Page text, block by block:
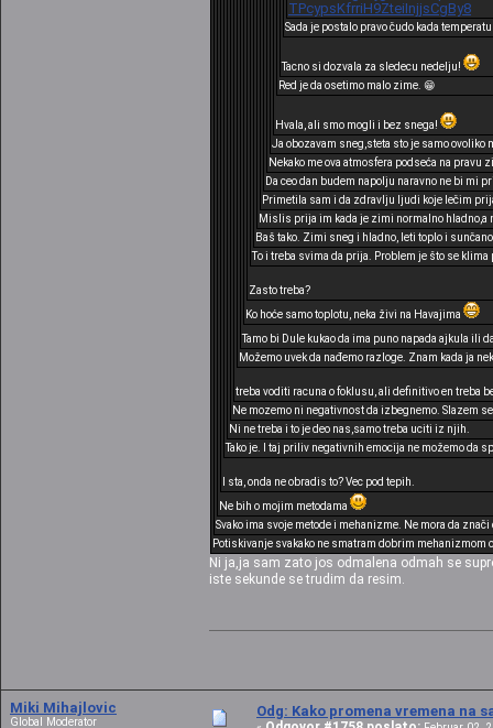
TPcypsKfrriH9ZteiInjjsCgBy8
Sada je postalo pravo čudo kada
Tacno si dozvala za sledecu nedelju!
Red je da osetimo malo zime. 😁
Hvala, ali smo mogli i bez snega!
Ja obozavam sneg,steta sto je samo
Nekako me ova atmosfera podseća na
Da ceo dan budem napolju naravno ne bi mi
Primetila sam i da zdravlju ljudi koje lečim
Mislis prija im kada je zimi normalno hladno,a
Baš tako. Zimi sneg i hladno, leti toplo i
To i treba svima da prija. Problem je što se klima
Zasto treba?
Ko hoće samo toplotu, neka živi na Havajima
Tamo bi Dule kukao da ima puno napada ajkula ili
Možemo uvek da nađemo razloge. Znam kada ja
treba voditi racuna o foklusu, ali definitivo en treba
Ne mozemo ni negativnost da izbegnemo. Slazem
Ni ne treba i to je deo nas,samo treba uciti iz njih.
Tako je. I taj priliv negativnih emocija ne možemo da
I sta, onda ne obradis to? Vec pod tepih.
Ne bih o mojim metodama
Svako ima svoje metode i mehanizme. Ne mora da
Potiskivanje svakako ne smatram dobrim mehanizmom
Ni ja,ja sam zato jos odmalena odmah se
iste sekunde se trudim da resim.
Miki Mihajlovic
Global Moderator
Odg: Kako promena vremena na